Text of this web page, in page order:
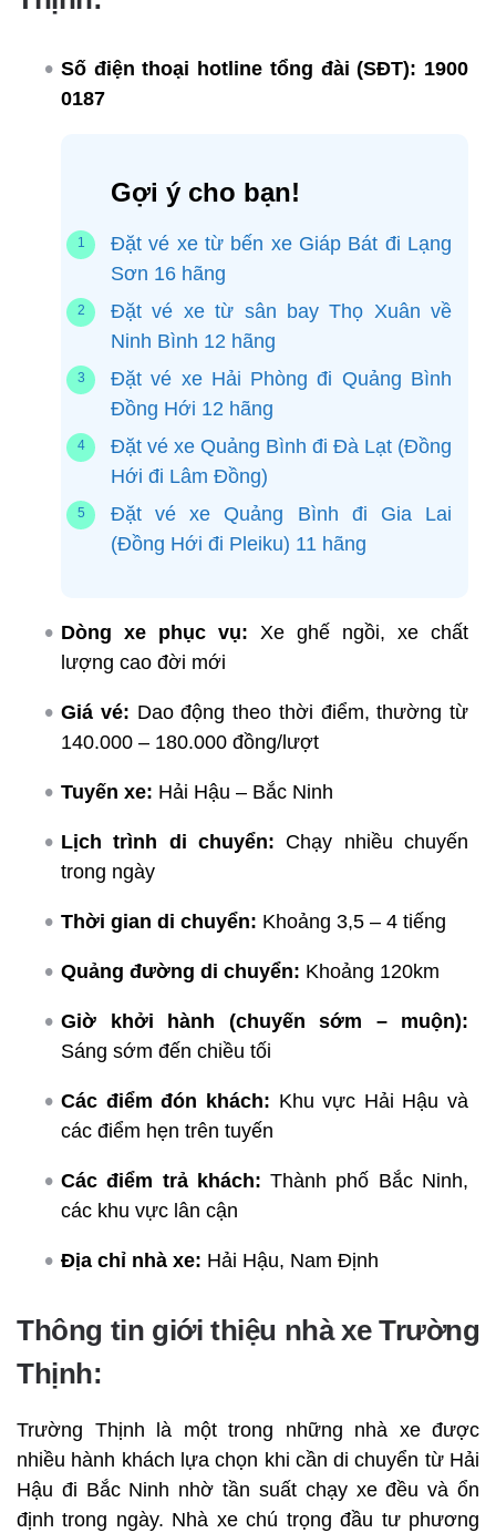
Số điện thoại hotline tổng đài (SĐT): 1900
0187
Gợi ý cho bạn!
Đặt vé xe từ bến xe Giáp Bát đi Lạng
Sơn 16 hãng
Đặt vé xe từ sân bay Thọ Xuân về
Ninh Bình 12 hãng
Đặt vé xe Hải Phòng đi Quảng Bình
Đồng Hới 12 hãng
Đặt vé xe Quảng Bình đi Đà Lạt (Đồng
Hới đi Lâm Đồng)
Đặt vé xe Quảng Bình đi Gia Lai
(Đồng Hới đi Pleiku) 11 hãng
Dòng xe phục vụ: Xe ghế ngồi, xe chất
lượng cao đời mới
Giá vé: Dao động theo thời điểm, thường từ
140.000 – 180.000 đồng/lượt
Tuyến xe: Hải Hậu – Bắc Ninh
Lịch trình di chuyển: Chạy nhiều chuyến
trong ngày
Thời gian di chuyển: Khoảng 3,5 – 4 tiếng
Quảng đường di chuyển: Khoảng 120km
Giờ khởi hành (chuyến sớm – muộn):
Sáng sớm đến chiều tối
Các điểm đón khách: Khu vực Hải Hậu và
các điểm hẹn trên tuyến
Các điểm trả khách: Thành phố Bắc Ninh,
các khu vực lân cận
Địa chỉ nhà xe: Hải Hậu, Nam Định
Thông tin giới thiệu nhà xe Trường
Thịnh:
Trường Thịnh là một trong những nhà xe được
nhiều hành khách lựa chọn khi cần di chuyển từ Hải
Hậu đi Bắc Ninh nhờ tần suất chạy xe đều và ổn
định trong ngày. Nhà xe chú trọng đầu tư phương